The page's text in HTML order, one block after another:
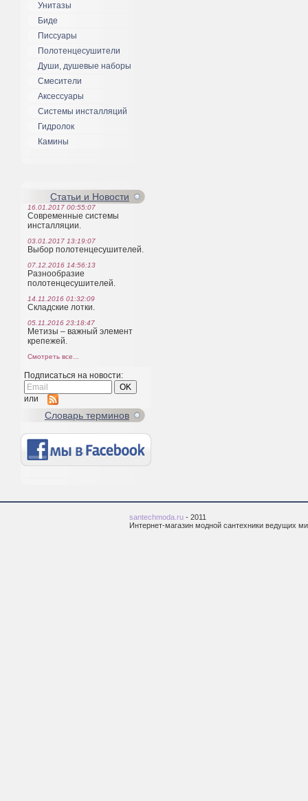
Унитазы
Биде
Писсуары
Полотенцесушители
Души, душевые наборы
Смесители
Аксессуары
Системы инсталляций
Гидролок
Камины
Статьи и Новости
16.01.2017 00:55:07
Современные системы
инсталляции.
03.01.2017 13:19:07
Выбор полотенцесушителей.
07.12.2016 14:56:13
Разнообразие
полотенцесушителей.
14.11.2016 01:32:09
Складские лотки.
05.11.2016 23:18:47
Метизы – важный элемент
крепежей.
Смотреть все...
Подписаться на новости:
или
Cловарь терминов
santechmoda.ru - 2011
Интернет-магазин модной сантехники ведущих